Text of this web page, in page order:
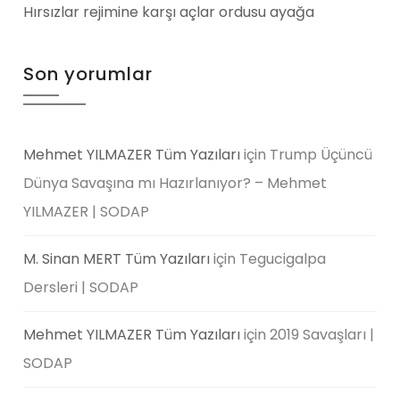
Hırsızlar rejimine karşı açlar ordusu ayağa
Son yorumlar
Mehmet YILMAZER Tüm Yazılarıiçin Trump Üçüncü
Dünya Savaşına mı Hazırlanıyor? – Mehmet
YILMAZER | SODAP
M. Sinan MERT Tüm Yazılarıiçin Tegucigalpa
Dersleri | SODAP
Mehmet YILMAZER Tüm Yazılarıiçin2019 Savaşları |
SODAP